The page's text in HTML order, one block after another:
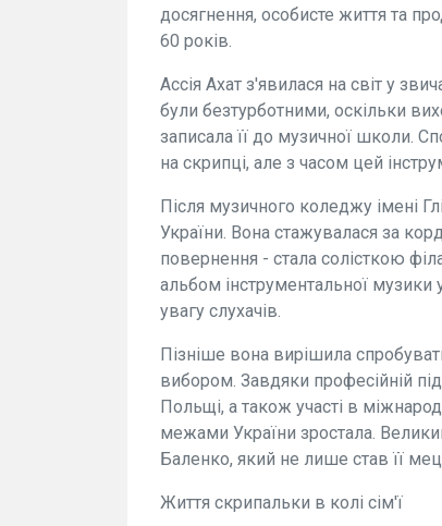
досягнення, особисте життя та
60 років.
Ассія Ахат з'явилася на світ у
були безтурботними, оскільки
записала її до музичної школи.
на скрипці, але з часом цей
Після музичного коледжу імені
України. Вона стажувалася за
повернення - стала солісткою
альбом інструментальної музики
увагу слухачів.
Пізніше вона вирішила
вибором. Завдяки професійній
Польщі, а також участі в
межами України зростала.
Баленко, який не лише став її
Життя скрипальки в колі сім'ї